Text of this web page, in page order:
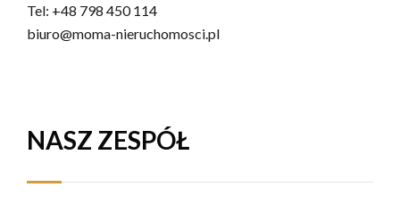
Tel: +48 798 450 114
biuro@moma-nieruchomosci.pl
NASZ ZESPÓŁ